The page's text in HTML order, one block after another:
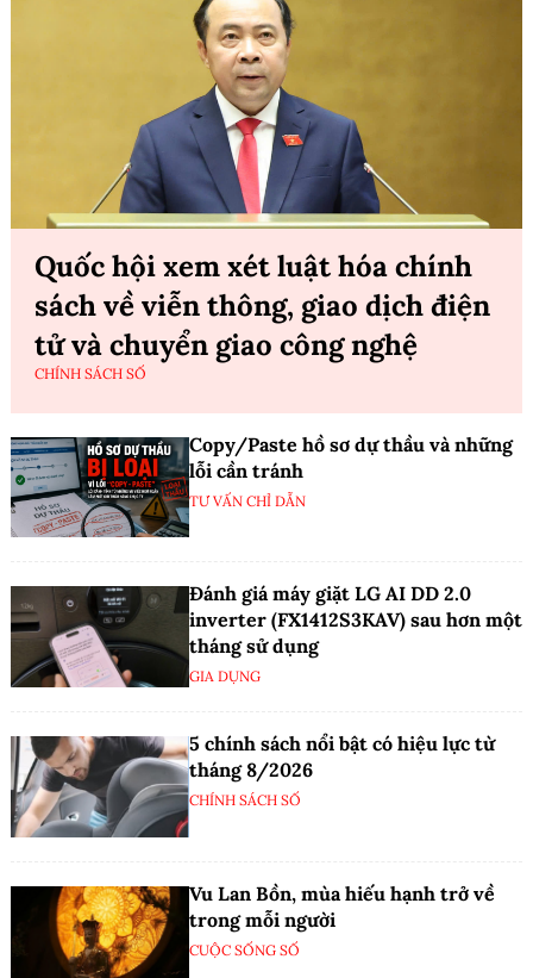
Quốc hội xem xét luật hóa chính
sách về viễn thông, giao dịch điện
tử và chuyển giao công nghệ
CHÍNH SÁCH SỐ
Copy/Paste hồ sơ dự thầu và những
lỗi cần tránh
TƯ VẤN CHỈ DẪN
Đánh giá máy giặt LG AI DD 2.0
inverter (FX1412S3KAV) sau hơn một
tháng sử dụng
GIA DỤNG
5 chính sách nổi bật có hiệu lực từ
tháng 8/2026
CHÍNH SÁCH SỐ
Vu Lan Bồn, mùa hiếu hạnh trở về
trong mỗi người
CUỘC SỐNG SỐ